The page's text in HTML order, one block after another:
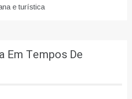
e turística
Em Tempos De